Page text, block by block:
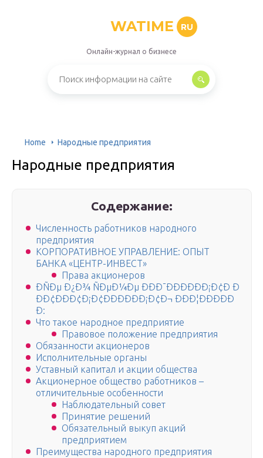
WATIME RU
Онлайн-журнал о бизнесе
Home Народные предприятия
Народные предприятия
Содержание:
Численность работников народного
предприятия
КОРПОРАТИВНОЕ УПРАВЛЕНИЕ: ОПЫТ
БАНКА «ЦЕНТР-ИНВЕСТ»
Права акционеров
ÐÑÐµ Ð¿Ð¾ ÑÐµÐ¼Ðµ ÐÐÐ¯ÐÐÐÐÐÐ¡Ð¢Ð Ð
ÐÐ¢ÐÐÐ¢Ð¡Ð¢ÐÐÐÐÐÐ¡Ð¢Ð¬ ÐÐÐ¦ÐÐÐÐÐ
Ð:
Что такое народное предприятие
Правовое положение предприятия
Обязанности акционеров
Исполнительные органы
Уставный капитал и акции общества
Акционерное общество работников –
отличительные особенности
Наблюдательный совет
Принятие решений
Обязательный выкуп акций
предприятием
Преимущества народного предприятия